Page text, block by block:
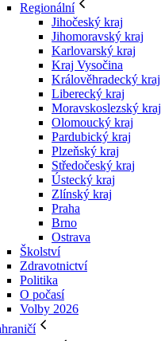
Regionální
Jihočeský kraj
Jihomoravský kraj
Karlovarský kraj
Kraj Vysočina
Králověhradecký kraj
Liberecký kraj
Moravskoslezský kraj
Olomoucký kraj
Pardubický kraj
Plzeňský kraj
Středočeský kraj
Ústecký kraj
Zlínský kraj
Praha
Brno
Ostrava
Školství
Zdravotnictví
Politika
O počasí
Volby 2026